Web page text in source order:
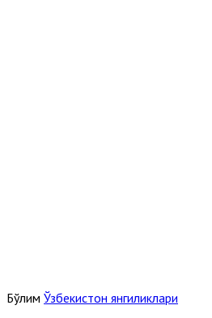
Бўлим Ўзбекистон янгиликлари